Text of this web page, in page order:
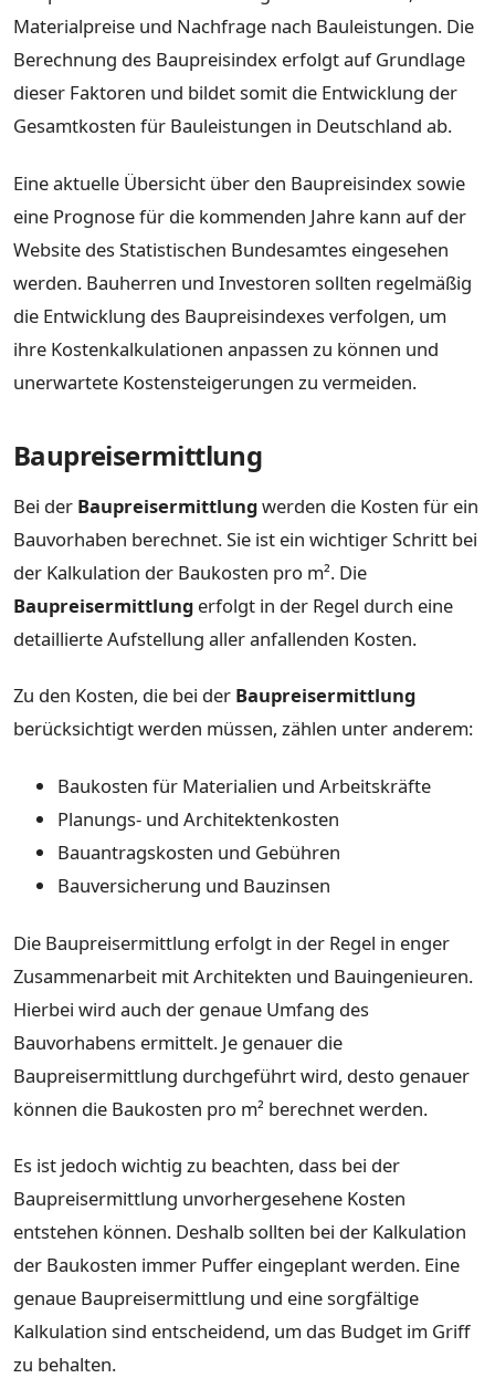
Materialpreise und Nachfrage nach Bauleistungen. Die
Berechnung des Baupreisindex erfolgt auf Grundlage
dieser Faktoren und bildet somit die Entwicklung der
Gesamtkosten für Bauleistungen in Deutschland ab.
Eine aktuelle Übersicht über den Baupreisindex sowie
eine Prognose für die kommenden Jahre kann auf der
Website des Statistischen Bundesamtes eingesehen
werden. Bauherren und Investoren sollten regelmäßig
die Entwicklung des Baupreisindexes verfolgen, um
ihre Kostenkalkulationen anpassen zu können und
unerwartete Kostensteigerungen zu vermeiden.
Baupreisermittlung
Bei der Baupreisermittlungwerden die Kosten für ein
Bauvorhaben berechnet. Sie ist ein wichtiger Schritt bei
der Kalkulation der Baukosten pro m². Die
Baupreisermittlung erfolgt in der Regel durch eine
detaillierte Aufstellung aller anfallenden Kosten.
Zu den Kosten, die bei der Baupreisermittlung
berücksichtigt werden müssen, zählen unter anderem:
Baukosten für Materialien und Arbeitskräfte
Planungs- und Architektenkosten
Bauantragskosten und Gebühren
Bauversicherung und Bauzinsen
Die Baupreisermittlung erfolgt in der Regel in enger
Zusammenarbeit mit Architekten und Bauingenieuren.
Hierbei wird auch der genaue Umfang des
Bauvorhabens ermittelt. Je genauer die
Baupreisermittlung durchgeführt wird, desto genauer
können die Baukosten pro m² berechnet werden.
Es ist jedoch wichtig zu beachten, dass bei der
Baupreisermittlung unvorhergesehene Kosten
entstehen können. Deshalb sollten bei der Kalkulation
der Baukosten immer Puffer eingeplant werden. Eine
genaue Baupreisermittlung und eine sorgfältige
Kalkulation sind entscheidend, um das Budget im Griff
zu behalten.